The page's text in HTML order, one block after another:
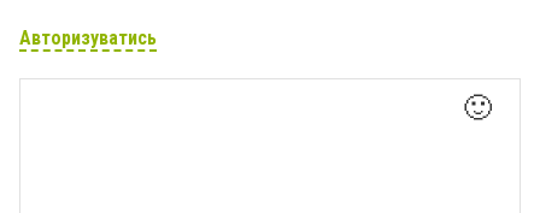
Авторизуватись
🙂